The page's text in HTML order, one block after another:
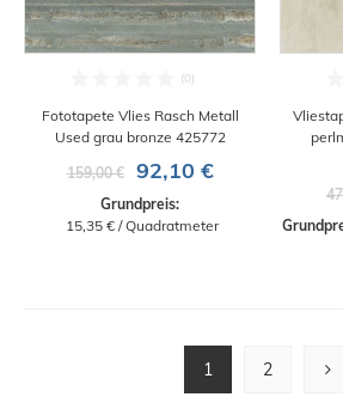
Fototapete Vlies Rasch Metall
Used grau bronze 425772
159,00 €
92,10 €
Grundpreis:
15,35 € / Quadratmeter
1 2